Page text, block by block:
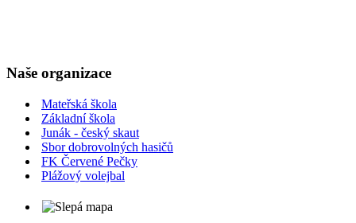
Naše organizace
Mateřská škola
Základní škola
Junák - český skaut
Sbor dobrovolných hasičů
FK Červené Pečky
Plážový volejbal